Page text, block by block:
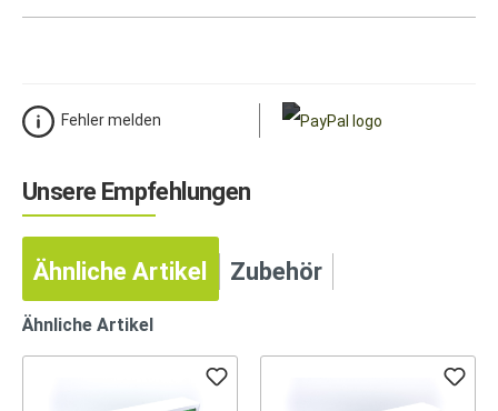
Fehler melden
Unsere Empfehlungen
Ähnliche Artikel Zubehör
Ähnliche Artikel